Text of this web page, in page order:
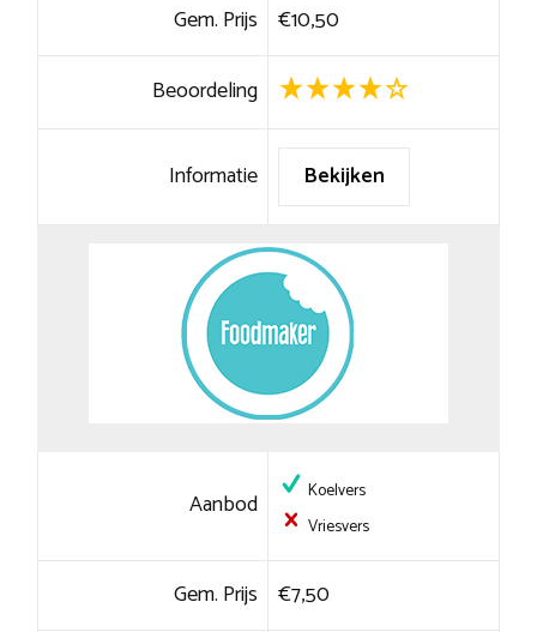
Gem. Prijs €10,50
Beoordeling
Informatie Bekijken
Aanbod
Koelvers
Vriesvers
Gem. Prijs €7,50